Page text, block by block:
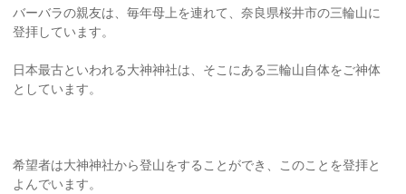
バーバラの親友は、毎年母上を連れて、奈良県桜井市の三輪山に
登拝しています。
日本最古といわれる大神神社は、そこにある三輪山自体をご神体
としています。
希望者は大神神社から登山をすることができ、このことを登拝と
よんでいます。